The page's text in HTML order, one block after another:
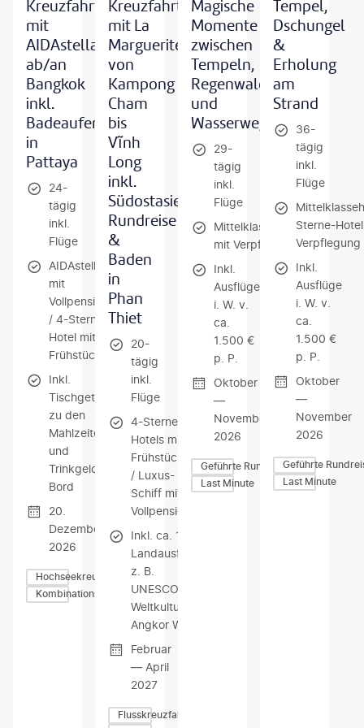
Kreuzfahrt
mit
AIDAstella
ab/an
Bangkok
inkl.
Badeaufenthalt
in
Pattaya
24-
tägig
inkl.
Flüge
AIDAstella
mit
Vollpension
/ 4-Sterne-
Hotel mit
Frühstück
Inkl.
Tischgetränke
zu den
Mahlzeiten
und
Trinkgelder an
Bord
20.
Dezember
2026
Hochseekreuzfahrten
Kombinationsreisen
Kreuzfahrt
mit La
Marguerite
von
Kampong
Cham
bis
Vĩnh
Long
inkl.
Südostasien-
Rundreise
&
Baden
in
Phan
Thiet
20-
tägig
inkl.
Flüge
4-Sterne-
Hotels mit
Frühstück
/ Luxus-
Schiff mit
Vollpension
Inkl. ca. 12
Landausflüge,
z. B.
UNESCO-
Weltkulturerbe
Angkor Wat
Februar
— April
2027
Flusskreuzfahrten
Magische
Momente
zwischen
Tempeln,
Regenwald
und
Wasserwegen
29-
tägig
inkl.
Flüge
Mittelklassehotels
mit Verpflegung
Inkl.
Ausflüge
i. W. v.
ca.
1.500 €
p. P.
Oktober
—
November
2026
Geführte Rundreisen
Last Minute
Tempel,
Dschungel
&
Erholung
am
Strand
36-
tägig
inkl.
Flüge
Sterne-
Verpflegung
Inkl.
Ausflüge
i. W. v.
ca.
1.500 €
p. P.
Oktober
—
November
2026
Geführte
Last Minute